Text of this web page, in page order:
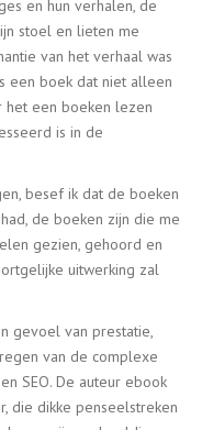
en hun verhalen, de
stoel en lieten me
van het verhaal was
een boek dat niet alleen
het een boeken lezen
is in de
besef ik dat de boeken
de boeken zijn die me
gezien, gehoord en
uitwerking zal
gevoel van prestatie,
van de complexe
SEO. De auteur ebook
die dikke penseelstreken